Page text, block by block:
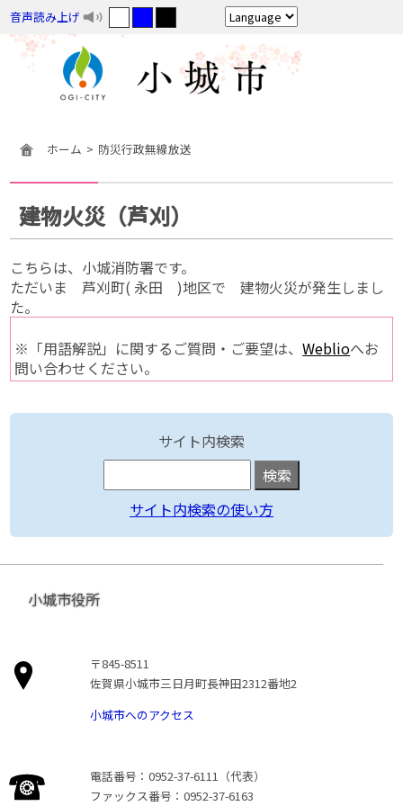
音声読み上げ
ホーム 防災行政無線放送
建物火災（芦刈）
こちらは、小城消防署です。
ただいま 芦刈町( 永田 )地区で 建物火災が発生しまし
た。
※「用語解説」に関するご質問・ご要望は、Weblioへお
問い合わせください。
サイト内検索
サイト内検索の使い方
小城市役所
〒845-8511
佐賀県小城市三日月町長神田2312番地2
小城市へのアクセス
電話番号：0952-37-6111（代表）
ファックス番号：0952-37-6163